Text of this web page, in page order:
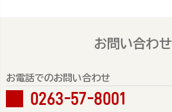
お問い合わせ
お電話でのお問い合わせ
0263-57-8001